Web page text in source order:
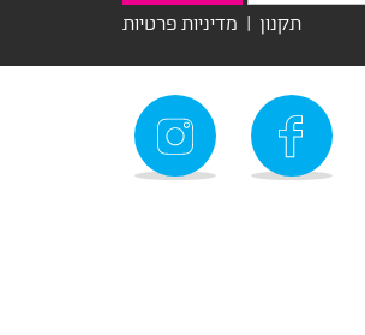
תקנון | מדיניות פרטיות